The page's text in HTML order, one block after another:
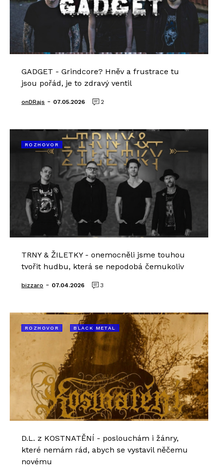
GADGET - Grindcore? Hněv a frustrace tu
jsou pořád, je to zdravý ventil
onDRajs - 07.05.2026 2
ROZHOVOR
TRNY & ŽILETKY - onemocněli jsme touhou
tvořit hudbu, která se nepodobá čemukoliv
bizzaro - 07.04.2026 3
ROZHOVOR BLACK METAL
D.L. z KOSTNATĚNÍ - poslouchám i žánry,
které nemám rád, abych se vystavil něčemu
novému